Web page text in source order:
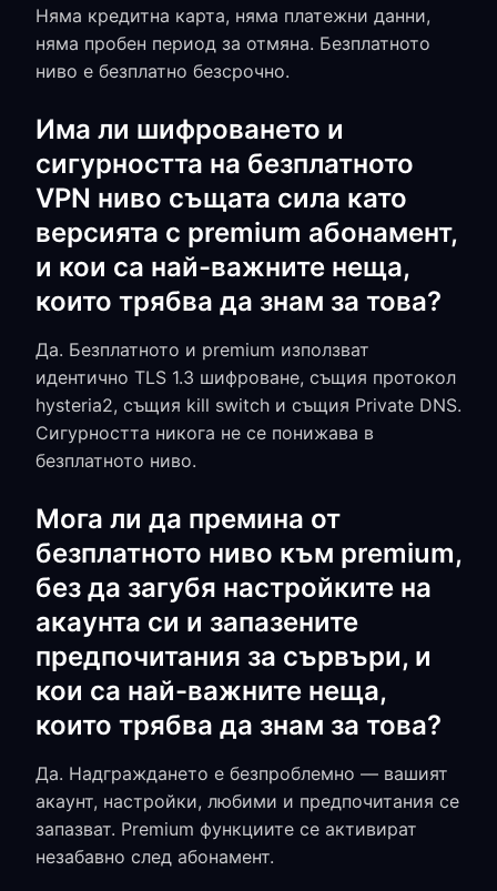
Няма кредитна карта, няма платежни данни,
няма пробен период за отмяна. Безплатното
ниво е безплатно безсрочно.
Има ли шифроването и
сигурността на безплатното
VPN ниво същата сила като
версията с premium абонамент,
и кои са най-важните неща,
които трябва да знам за това?
Да. Безплатното и premium използват
идентично TLS 1.3 шифроване, същия протокол
hysteria2, същия kill switch и същия Private DNS.
Сигурността никога не се понижава в
безплатното ниво.
Мога ли да премина от
безплатното ниво към premium,
без да загубя настройките на
акаунта си и запазените
предпочитания за сървъри, и
кои са най-важните неща,
които трябва да знам за това?
Да. Надграждането е безпроблемно — вашият
акаунт, настройки, любими и предпочитания се
запазват. Premium функциите се активират
незабавно след абонамент.